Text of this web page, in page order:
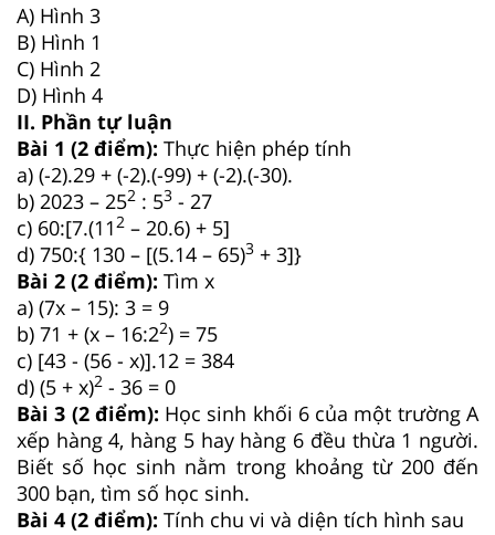
A) Hình 3
B) Hình 1
C) Hình 2
D) Hình 4
II. Phần tự luận
Bài 1 (2 điểm): Thực hiện phép tính
a) (-2).29 + (-2).(-99) + (-2).(-30).
b) 2023 – 252 : 53 - 27
c) 60:[7.(112 – 20.6) + 5]
d) 750:{ 130 – [(5.14 – 65)3 + 3]}
Bài 2 (2 điểm): Tìm x
a) (7x – 15): 3 = 9
b) 71 + (x – 16:22) = 75
c) [43 - (56 - x)].12 = 384
d) (5 + x)2 - 36 = 0
Bài 3 (2 điểm): Học sinh khối 6 của một trường A
xếp hàng 4, hàng 5 hay hàng 6 đều thừa 1 người.
Biết số học sinh nằm trong khoảng từ 200 đến
300 bạn, tìm số học sinh.
Bài 4 (2 điểm): Tính chu vi và diện tích hình sau